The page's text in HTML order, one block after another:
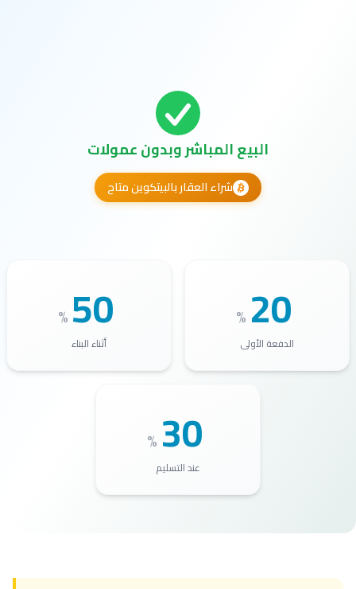
البيع المباشر وبدون عمولات
شراء العقار بالبيتكوين متاح
20
%
الدفعة الأولى 50
%
أثناء البناء
30
%
عند التسليم